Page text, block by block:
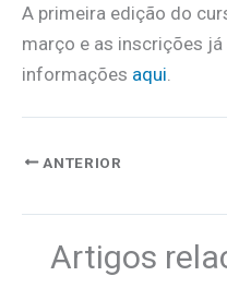
A primeira edição do
março e as inscrições
informações aqui
ANTERIOR
Artigos